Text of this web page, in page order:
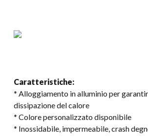
Caratteristiche:
* Alloggiamento in alluminio per
dissipazione del calore
* Colore personalizzato disponibile
* Inossidabile, impermeabile, crash